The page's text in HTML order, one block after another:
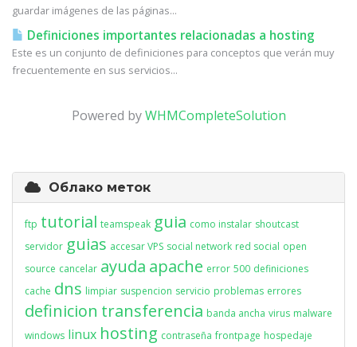
guardar imágenes de las páginas...
Definiciones importantes relacionadas a hosting
Este es un conjunto de definiciones para conceptos que verán muy
frecuentemente en sus servicios...
Powered byWHMCompleteSolution
Облако меток
ftp tutorial teamspeak guia como instalar shoutcast
servidor guias accesar VPS social network red social open
source cancelar ayuda apache error 500 definiciones
cache dns limpiar suspencion servicio problemas errores
definicion transferencia banda ancha virus malware
windows linux hosting contraseña frontpage hospedaje